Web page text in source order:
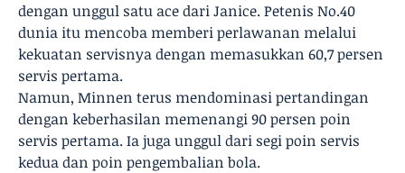
dengan unggul satu ace dari Janice. Petenis No.40
dunia itu mencoba memberi perlawanan melalui
kekuatan servisnya dengan memasukkan 60,7 persen
servis pertama.
Namun, Minnen terus mendominasi pertandingan
dengan keberhasilan memenangi 90 persen poin
servis pertama. Ia juga unggul dari segi poin servis
kedua dan poin pengembalian bola.